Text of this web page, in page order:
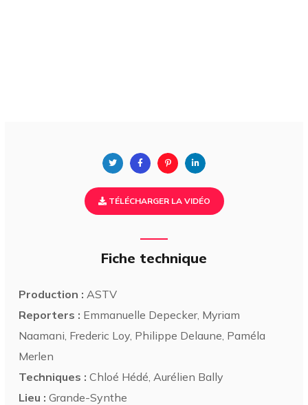
TÉLÉCHARGER LA VIDÉO
Fiche technique
Production : ASTV
Reporters : Emmanuelle Depecker, Myriam
Naamani, Frederic Loy, Philippe Delaune, Paméla
Merlen
Techniques : Chloé Hédé, Aurélien Bally
Lieu : Grande-Synthe